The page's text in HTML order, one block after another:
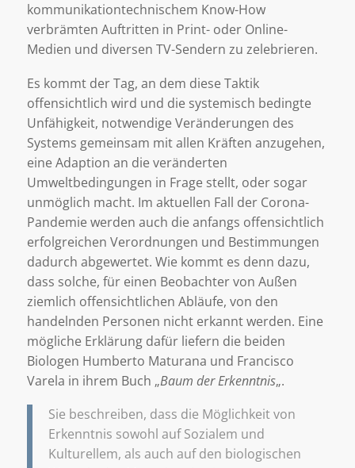
kommunikationtechnischem Know-How
verbrämten Auftritten in Print- oder Online-
Medien und diversen TV-Sendern zu zelebrieren.
Es kommt der Tag, an dem diese Taktik
offensichtlich wird und die systemisch bedingte
Unfähigkeit, notwendige Veränderungen des
Systems gemeinsam mit allen Kräften anzugehen,
eine Adaption an die veränderten
Umweltbedingungen in Frage stellt, oder sogar
unmöglich macht. Im aktuellen Fall der Corona-
Pandemie werden auch die anfangs offensichtlich
erfolgreichen Verordnungen und Bestimmungen
dadurch abgewertet. Wie kommt es denn dazu,
dass solche, für einen Beobachter von Außen
ziemlich offensichtlichen Abläufe, von den
handelnden Personen nicht erkannt werden. Eine
mögliche Erklärung dafür liefern die beiden
Biologen Humberto Maturana und Francisco
Varela in ihrem Buch „Baum der Erkenntnis„.
Sie beschreiben, dass die Möglichkeit von
Erkenntnis sowohl auf Sozialem und
Kulturellem, als auch auf den biologischen